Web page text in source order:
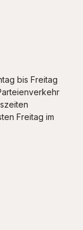
bis Freitag
Freitag im